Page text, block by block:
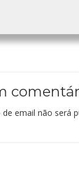
email não será